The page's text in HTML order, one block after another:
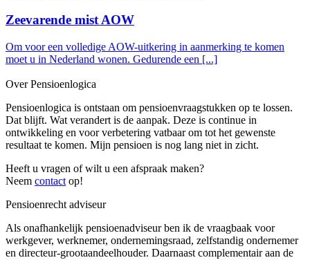
Zeevarende mist AOW
Om voor een volledige AOW-uitkering in aanmerking te komen
moet u in Nederland wonen. Gedurende een [...]
Over Pensioenlogica
Pensioenlogica is ontstaan om pensioenvraagstukken op te lossen.
Dat blijft. Wat verandert is de aanpak. Deze is continue in
ontwikkeling en voor verbetering vatbaar om tot het gewenste
resultaat te komen. Mijn pensioen is nog lang niet in zicht.
Heeft u vragen of wilt u een afspraak maken?
Neem contact op!
Pensioenrecht adviseur
Als onafhankelijk pensioenadviseur ben ik de vraagbaak voor
werkgever, werknemer, ondernemingsraad, zelfstandig ondernemer
en directeur-grootaandeelhouder. Daarnaast complementair aan de